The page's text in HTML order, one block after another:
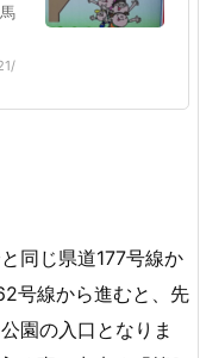
同じ県道177号線か
号線から進むと、先
園の入口となりま